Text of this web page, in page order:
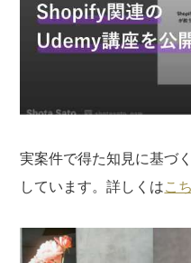
実案件で得た知見に基づ
しています。詳しくはこ